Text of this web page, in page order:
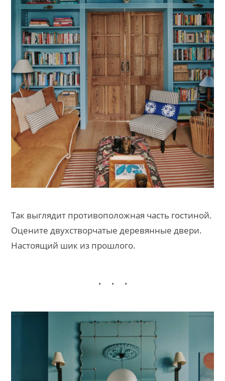
Так выглядит противоположная часть гостиной.
Оцените двухстворчатые деревянные двери.
Настоящий шик из прошлого.